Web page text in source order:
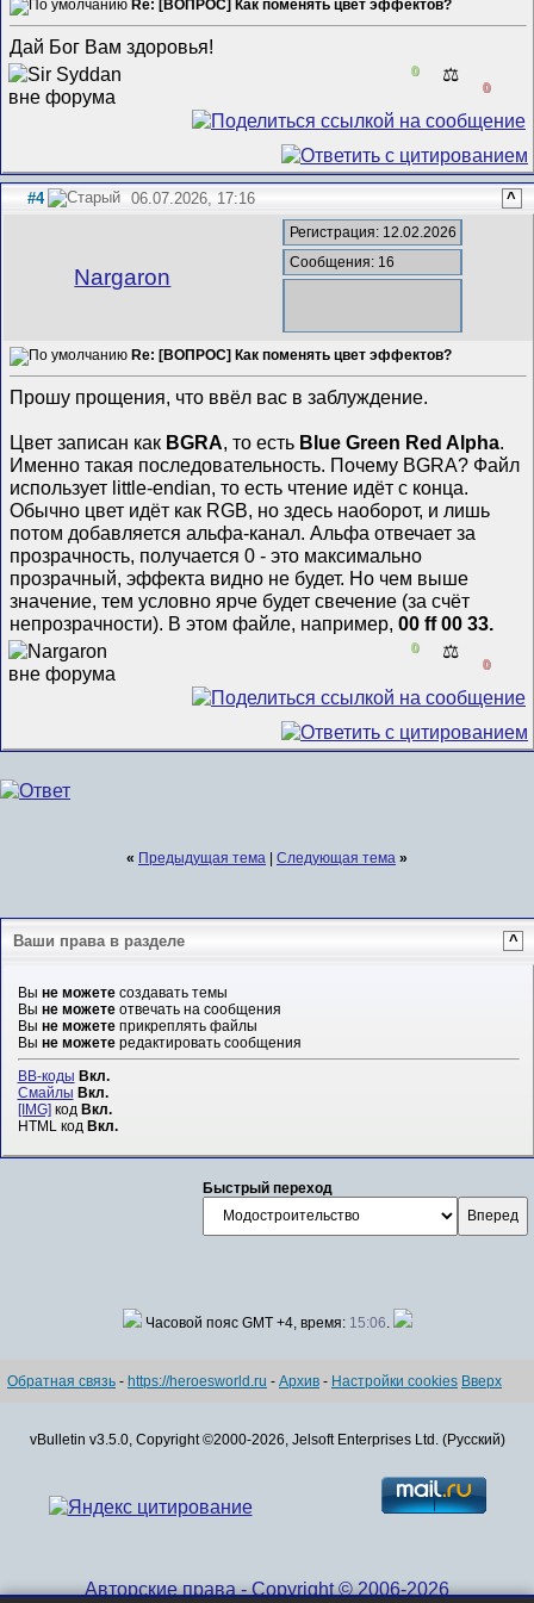
Re: [ВОПРОС] Как поменять цвет эффектов?
Дай Бог Вам здоровья!
0 ⚖️
0
#4 06.07.2026, 17:16 ^
Nargaron
Регистрация: 12.02.2026
Сообщения: 16
Re: [ВОПРОС] Как поменять цвет эффектов?
Прошу прощения, что ввёл вас в заблуждение.
Цвет записан как BGRA, то есть Blue Green Red Alpha.
Именно такая последовательность. Почему BGRA? Файл
использует little-endian, то есть чтение идёт с конца.
Обычно цвет идёт как RGB, но здесь наоборот, и лишь
потом добавляется альфа-канал. Альфа отвечает за
прозрачность, получается 0 - это максимально
прозрачный, эффекта видно не будет. Но чем выше
значение, тем условно ярче будет свечение (за счёт
непрозрачности). В этом файле, например,00 ff 00 33.
0 ⚖️
0
« Предыдущая тема Следующая тема »
Ваши права в разделе ^
Вы не можетесоздавать темы
Вы не можетеотвечать на сообщения
Вы не можетеприкреплять файлы
Вы не можетередактировать сообщения
BB-коды Вкл.
Смайлы Вкл.
[IMG] код Вкл.
HTML код Вкл.
Быстрый переход
Часовой пояс GMT +4, время: 15:06.
Обратная связь - https://heroesworld.ru - Архив - Настройки cookies Вверх
vBulletin v3.5.0, Copyright ©2000-2026, Jelsoft Enterprises Ltd. (Русский)
Авторские права - Copyright © 2006-2026